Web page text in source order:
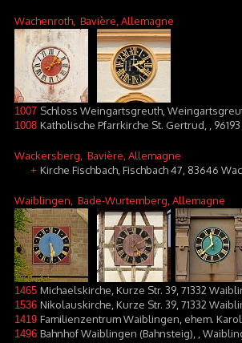
Wachenroth , Bavière, Allemagne
1007 Schloss Weingartsgreuth,
1008 Katholische Pfarrkirche St. Gertrud, ,
Wackersberg , Bavière, Allemagne
+ Kirche Fischbach, Fischbach 47, 83646
Waiblingen , Bade-Wurtemberg, Allemagne
1465 Michaelskirche, Kurze Str. 39, 71332
1536 Nikolauskirche, Kurze Str. 39, 71332
1419 Familienzentrum Waiblingen, ehem.
1496 Bahnhof Waiblingen (Bahnsteig), ,